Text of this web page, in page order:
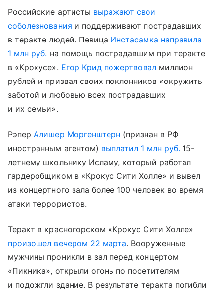
Российские артисты выражают свои
соболезнования и поддерживают пострадавших
в теракте людей. Певица Инстасамка направила
1 млн руб. на помощь пострадавшим при теракте
в «Крокусе». Егор Крид пожертвовалмиллион
рублей и призвал своих поклонников «окружить
заботой и любовью всех пострадавших
и их семьи».
Рэпер Алишер Моргенштерн (признан в РФ
иностранным агентом) выплатил 1 млн руб. 15-
летнему школьнику Исламу, который работал
гардеробщиком в «Крокус Сити Холле» и вывел
из концертного зала более 100 человек во время
атаки террористов.
Теракт в красногорском «Крокус Сити Холле»
произошел вечером 22 марта. Вооруженные
мужчины проникли в зал перед концертом
«Пикника», открыли огонь по посетителям
и подожгли здание. В результате теракта погибли